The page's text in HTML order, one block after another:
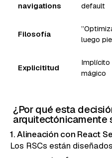
navigations
default
Filosofía
luego
Explicititud
Implícito
mágico
¿Por qué esta
arquitectónicamente
1. Alineación con React
Los RSCs están